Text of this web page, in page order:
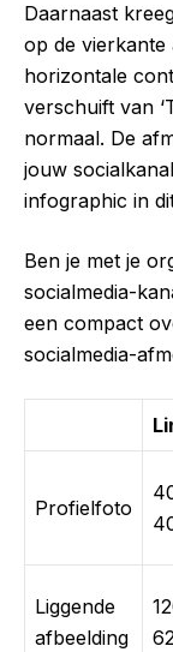
Daarnaast
op de vierkante
horizontale
verschuift van
normaal. De
jouw
infographic in
Ben je met je
socialmedia-
een compact
socialmedia-
Profielfoto
Liggende
afbeelding